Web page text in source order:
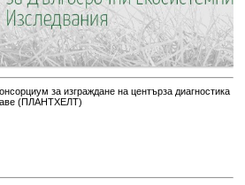
за изграждане на центърза диагностика
(ПЛАНТХЕЛТ)